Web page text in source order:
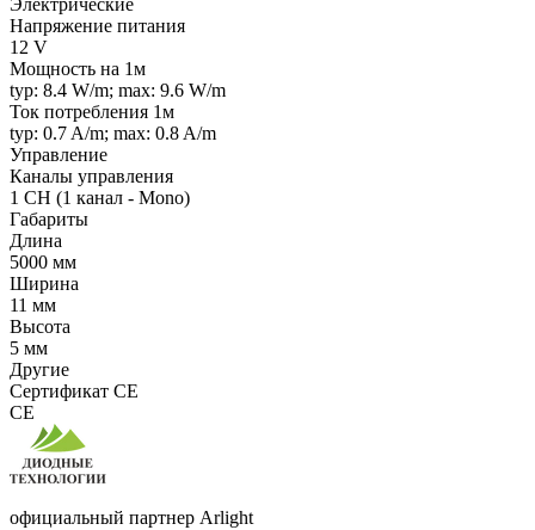
Электрические
Напряжение питания
12 V
Мощность на 1м
typ: 8.4 W/m; max: 9.6 W/m
Ток потребления 1м
typ: 0.7 A/m; max: 0.8 A/m
Управление
Каналы управления
1 CH (1 канал - Mono)
Габариты
Длина
5000 мм
Ширина
11 мм
Высота
5 мм
Другие
Сертификат CE
CE
официальный партнер Arlight